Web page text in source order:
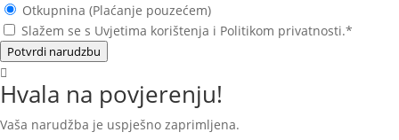
Otkupnina (Plaćanje pouzećem)
Slažem se s Uvjetima korištenja i Politikom privatnosti.*
Potvrdi narudzbu
Hvala na povjerenju!
Vaša narudžba je uspješno zaprimljena.